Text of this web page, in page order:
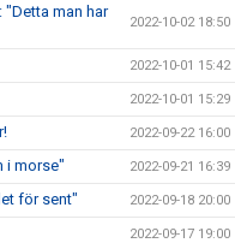
man har
2022-10-02 18:50
2022-10-01 15:42
2022-10-01 15:29
2022-09-22 16:00
i morse" 2022-09-21 16:39
för sent" 2022-09-18 20:00
2022-09-17 19:00